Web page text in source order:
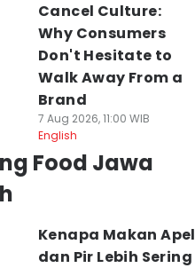
Cancel Culture:
Why Consumers
Don't Hesitate to
Walk Away From a
Brand
7 Aug 2026, 11:00 WIB
English
Food Jawa
Kenapa Makan Apel
dan Pir Lebih Sering